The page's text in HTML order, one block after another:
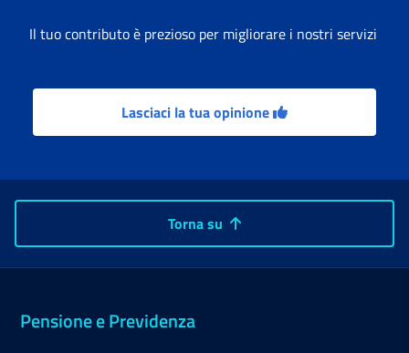
Il tuo contributo è prezioso per migliorare i nostri servizi
Lasciaci la tua opinione
Torna su
Pensione e Previdenza